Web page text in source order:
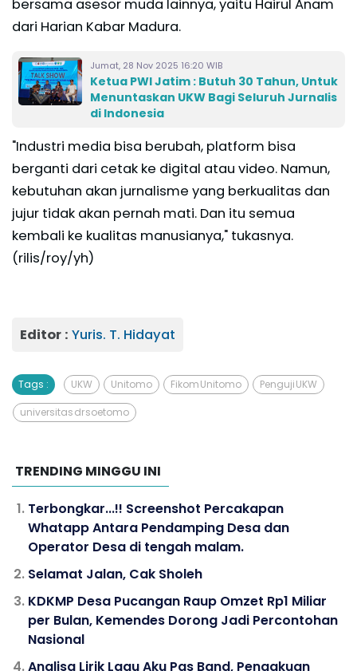
bersama asesor muda lainnya, yaitu Hairul Anam
dari Harian Kabar Madura.
Jumat, 28 Nov 2025 16:20 WIB
Ketua PWI Jatim : Butuh 30 Tahun, Untuk
Menuntaskan UKW Bagi Seluruh Jurnalis
di Indonesia
"Industri media bisa berubah, platform bisa
berganti dari cetak ke digital atau video. Namun,
kebutuhan akan jurnalisme yang berkualitas dan
jujur tidak akan pernah mati. Dan itu semua
kembali ke kualitas manusianya," tukasnya.
(rilis/roy/yh)
Editor : Yuris. T. Hidayat
Tags : UKW Unitomo Fikom Unitomo Penguji UKW
universitas dr soetomo
TRENDING MINGGU INI
Terbongkar...!! Screenshot Percakapan
Whatapp Antara Pendamping Desa dan
Operator Desa di tengah malam.
Selamat Jalan, Cak Sholeh
KDKMP Desa Pucangan Raup Omzet Rp1 Miliar
per Bulan, Kemendes Dorong Jadi Percontohan
Nasional
Analisa Lirik Lagu Aku Pas Band, Pengakuan